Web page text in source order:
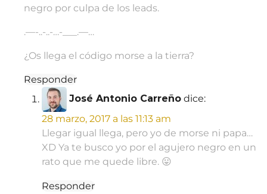
negro por culpa de los leads.
.—-..-..-…-___.—…
¿Os llega el código morse a la tierra?
Responder
José Antonio Carreño dice:
28 marzo, 2017 a las 11:13 am
Llegar igual llega, pero yo de morse ni papa…
XD Ya te busco yo por el agujero negro en un
rato que me quede libre. 😛
Responder